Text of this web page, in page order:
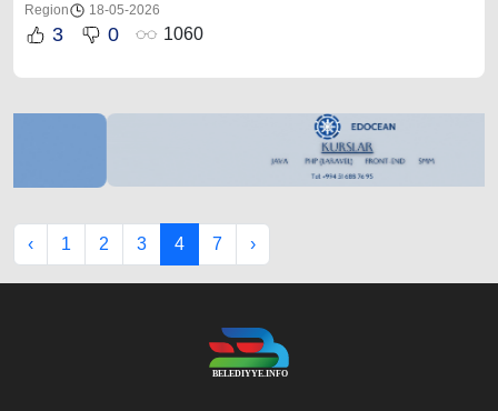
Region 18-05-2026
3 0 1060
‹ 1 2 3 4 7 ›